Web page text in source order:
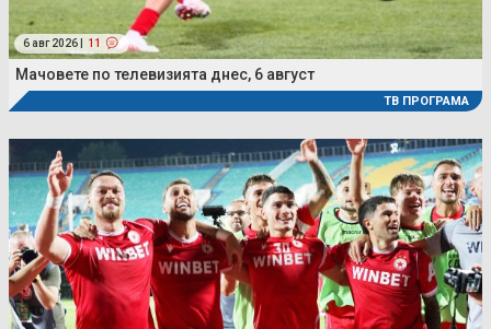
6 авг 2026 | 11
Мачовете по телевизията днес, 6 август
ТВ ПРОГРАМА